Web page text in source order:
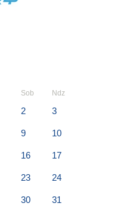
Sob Ndz
2 3
9 10
16 17
23 24
30 31